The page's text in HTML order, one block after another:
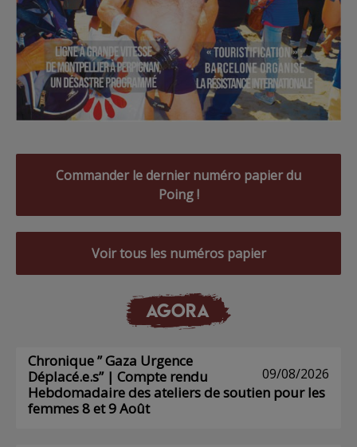
Commander le dernier numéro papier du
Poing !
Voir tous les numéros papier
AGORA
09/08/2026
Chronique ” Gaza Urgence
Déplacé.e.s” | Compte rendu
Hebdomadaire des ateliers de soutien pour les
femmes 8 et 9 Août